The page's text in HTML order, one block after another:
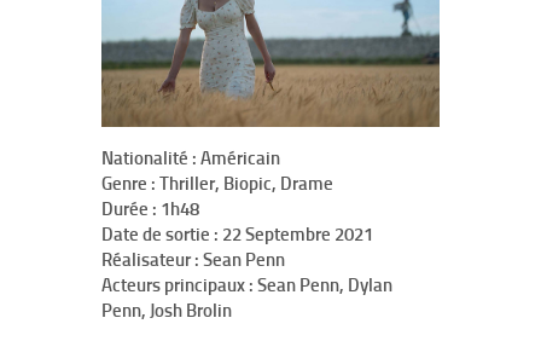
Nationalité : Américain
Genre : Thriller, Biopic, Drame
Durée : 1h48
Date de sortie : 22 Septembre 2021
Réalisateur : Sean Penn
Acteurs principaux : Sean Penn, Dylan
Penn, Josh Brolin